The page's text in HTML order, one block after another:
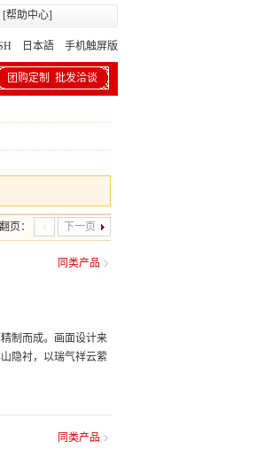
[帮助中心]
日本語 手机触屏版
团购定制 批发洽谈
翻页： 下一页
同类产品
制而成。画面设计来
隐衬，以瑞气祥云萦
同类产品